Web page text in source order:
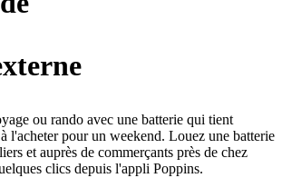
ou rando avec une batterie qui tient
l'acheter pour un weekend. Louez une batterie
et auprès de commerçants près de chez
clics depuis l'appli Poppins.